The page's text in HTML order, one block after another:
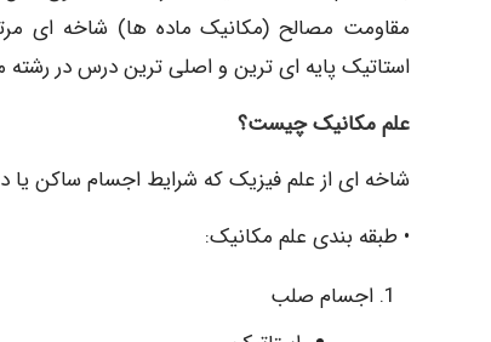
مقاومت مصالح (مکانیک ماده ها) شاخه ای
استاتیک پایه ای ترین و اصلی ترین درس در
علم مکانیک چیست؟
شاخه ای از علم فیزیک که شرایط اجسام ساکن
• طبقه بندی علم مکانیک:
اجسام صلب